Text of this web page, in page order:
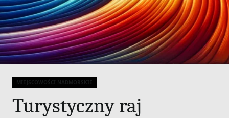
Categories
MIEJSCOWOŚCI NADMORSKIE
Turystyczny raj